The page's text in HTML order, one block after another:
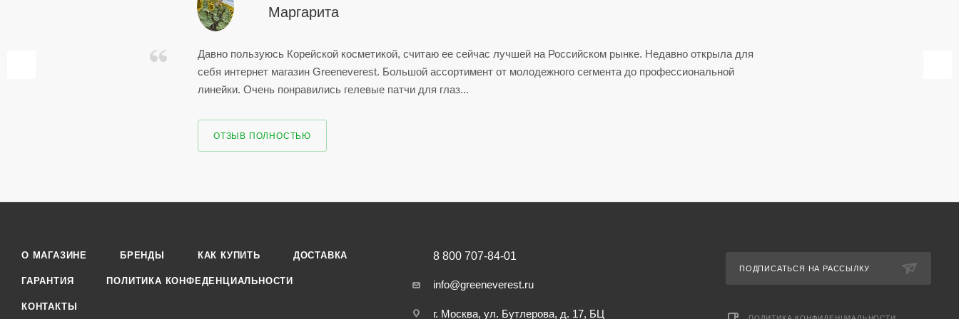
Маргарита
Давно пользуюсь Корейской косметикой, считаю ее сейчас лучшей на Российском рынке. Недавно открыла для
себя интернет магазин Greeneverest. Большой ассортимент от молодежного сегмента до профессиональной
линейки. Очень понравились гелевые патчи для глаз...
ОТЗЫВ ПОЛНОСТЬЮ
О МАГАЗИНЕ БРЕНДЫ КАК КУПИТЬ ДОСТАВКА
ГАРАНТИЯ ПОЛИТИКА КОНФЕДЕНЦИАЛЬНОСТИ
КОНТАКТЫ
8 800 707-84-01
info@greeneverest.ru
г. Москва, ул. Бутлерова, д. 17, БЦ
ПОДПИСАТЬСЯ НА РАССЫЛКУ